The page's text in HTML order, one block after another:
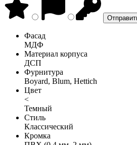
Фасад
МДФ
Материал корпуса
ДСП
Фурнитура
Boyard, Blum, Hettich
Цвет
<
Темный
Стиль
Классический
Кромка